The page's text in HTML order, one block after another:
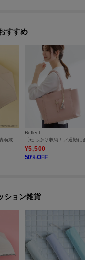
すすめ
◆【ポムポムプリン】晴雨兼用おりたたみ傘
Reflect
¥5,500
50%OFF
ション雑貨